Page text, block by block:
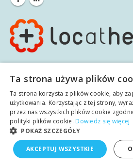
© copyright 2020. Wszelkie prawa
Ta strona używa plików
Ta strona korzysta z plików cookie, aby
użytkowania. Korzystając z tej strony,
przez nas wszystkich plików cookie
polityki plików cookie. Dowiedz się więcej
POKAŻ SZCZEGÓŁY
AKCEPTUJ WSZYSTKIE